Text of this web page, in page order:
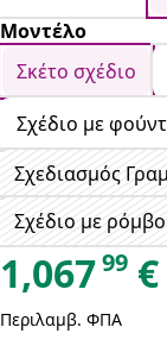
Μοντέλο
Σκέτο σχέδιο
Σχέδιο με
Σχεδιασμός
Σχέδιο με
1,06799 €
Περιλαμβ. ΦΠΑ